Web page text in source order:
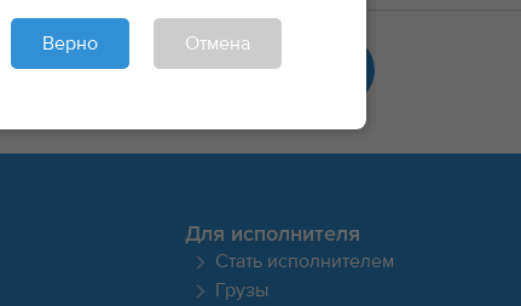
РЕГИСТРАЦИЯ ПЕРЕВОЗЧИКА
Для исполнителя
Стать исполнителем
Грузы
Верно Отмена